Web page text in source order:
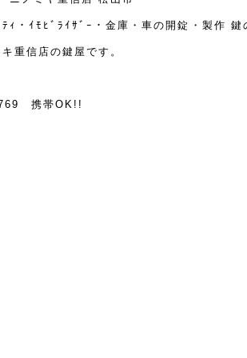
ｨ・ｲﾓﾋﾞﾗｲｻﾞｰ・金庫・車の開錠・製作 鍵
重信店の鍵屋です。
携帯OK!!